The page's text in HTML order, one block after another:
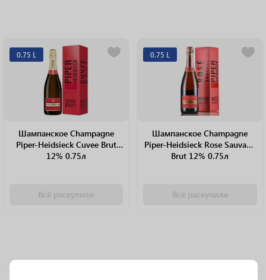
0.75 L
Шампанское Champagne
Piper-Heidsieck Cuvee Brut
12% 0.75л
Всё раскупили
0.75 L
Шампанское Champagne
Piper-Heidsieck Rose Sauvage
Brut 12% 0.75л
Всё раскупили